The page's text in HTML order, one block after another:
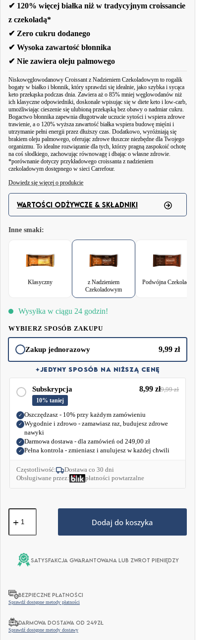
✔ 120% więcej białka niż w tradycyjnym croissancie
z czekoladą*
✔ Zero cukru dodanego
✔ Wysoka zawartość błonnika
✔ Nie zawiera oleju palmowego
Niskowęglowodanowy Croissant z Nadzieniem Czekoladowym to rogalik
bogaty w białko i błonnik, który sprawdzi się idealnie, jako szybka i sycąca
keto przekąska podczas dnia. Zawiera aż o 85% mniej węglowodanów niż
ich klasyczne odpowiedniki, doskonale wpisując się w diete keto i low-carb,
umożliwiając cieszenie się ulubioną przekąską bez obawy o nadmiar cukru.
Bogactwo błonnika zapewnia długotrwałe uczucie sytości i wspiera zdrowe
trawienie, a o 120% wyższa zawartość białka wspiera budowę mięśni i
utrzymanie pełni energii przez dłuższy czas. Dodatkowo, wyróżniają się
brakiem oleju palmowego, oferując zdrowe tłuszcze niezbędne dla Twojego
organizmu. To idealne rozwiązanie dla tych, którzy pragną zaspokoić ochotę
na coś słodkiego, zachowując równowagę i dbając o własne zdrowie.
*porównanie dotyczy przykładowego croissanta z nadzieniem
czekoladowym dostępnego w sieci Carrefour.
Dowiedz się więcej o produkcie
Ciesz się smakiem Niskowęglowodanowego Croissanta z nadzieniem
czekoladowym. To rogalik bogaty w białko i błonnik, idealny nie tylko na
śniadanie czy podwieczorek, ale także jako szybka i sycąca przekąska
Zawiera aż o 85% mniej węglowodanów niż tradycyjne croissanty,
doskonale wpisując się w diety keto i low-carb. Dzięki temu możesz
delektować się ulubioną przekąską bez obawy o nadmiar cukru. A bogactwo
dodając wartości odżywczych.
Co więcej, BeKeto Croissant jest doskonałym źródłem białka, dostarczając
że wspiera budowę mięśni i utrzymanie pełni energii przez dłuższy czas.
Dodatkowo, nasz produkt wyróżnia się brakiem oleju palmowego, oferując
zdrowe tłuszcze niezbędne dla Twojego organizmu.
WARTOŚCI ODŻYWCZE & SKŁADNIKI
Inne smaki:
Klasyczny
z Nadzieniem
Czekoladowym
Podwójna Czekolada
Wysyłka w ciągu 24 godzin!
WYBIERZ SPOSÓB ZAKUPU
Zakup jednorazowy 9,99zł
✦JEDYNY SPOSÓB NA NIŻSZĄ CENĘ
Subskrypcja 8,99zł9,99zł
10% taniej
✓ Oszczędzasz - 10% przy każdym zamówieniu
✓ Wygodnie i zdrowo - zamawiasz raz, budujesz zdrowe
nawyki
✓ Darmowa dostawa - dla zamówień od 249,00 zł
✓ Pełna kontrola - zmieniasz i anulujesz w każdej chwili
Częstotliwość:
Dostawa co 30 dni
Obsługiwane przez:
płatności powtarzalne
ilość
Niskowęglowodanowy
z
Czekoladowym
50g
Dodaj do koszyka
Satysfakcja gwarantowana lub zwrot pieniędzy
BEZPIECZNE PŁATNOŚCI
Sprawdź dostępne metody płatności
DARMOWA DOSTAWA OD 249ZŁ
Sprawdź dostępne metody dostawy